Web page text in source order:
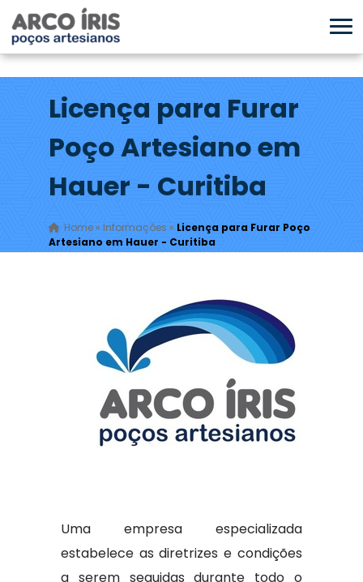
Licença para Furar
Poço Artesiano em
Hauer - Curitiba
Home» Informações » Licença para Furar Poço
Artesiano em Hauer - Curitiba
Uma empresa especializada
estabelece as diretrizes e condições
a serem seguidas durante todo o